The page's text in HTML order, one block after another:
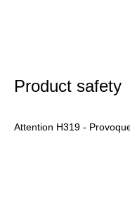
Product safety
Attention H319 -